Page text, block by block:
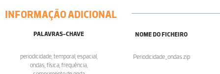
INFORMAÇÃO ADICIONAL
PALAVRAS-CHAVE
periodicidade, temporal, espacial,
ondas, física, frequência,
NOME DO FICHEIRO
Periodicidade_ondas.zip